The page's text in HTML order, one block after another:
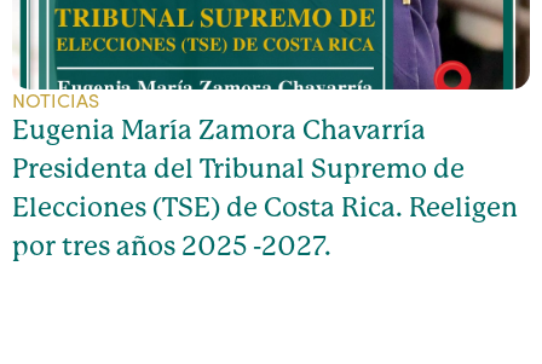
NOTICIAS
Eugenia María Zamora Chavarría
Presidenta del Tribunal Supremo de
Elecciones (TSE) de Costa Rica. Reeligen
por tres años 2025 -2027.